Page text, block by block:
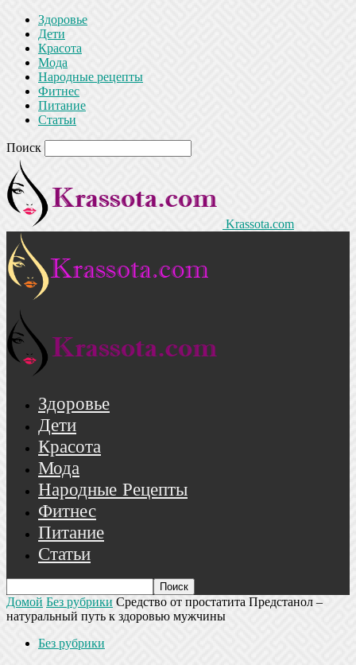
Здоровье
Дети
Красота
Мода
Народные рецепты
Фитнес
Питание
Статьи
Поиск
Krassota.com
Здоровье
Дети
Красота
Мода
Народные Рецепты
Фитнес
Питание
Статьи
Домой Без рубрики Средство от простатита Предстанол –
натуральный путь к здоровью мужчины
Без рубрики